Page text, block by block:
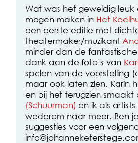
Wat was het geweldig
mogen maken in Het
een eerste editie met
theatermaker/muzikant
minder dan de fantastische
dank aan de foto’s van
spelen van de voorstelling
maar ook laten zien. Karin
en bij het terugzien
(Schuurman) en ik als
wederom naar meer. Ben
suggesties voor een